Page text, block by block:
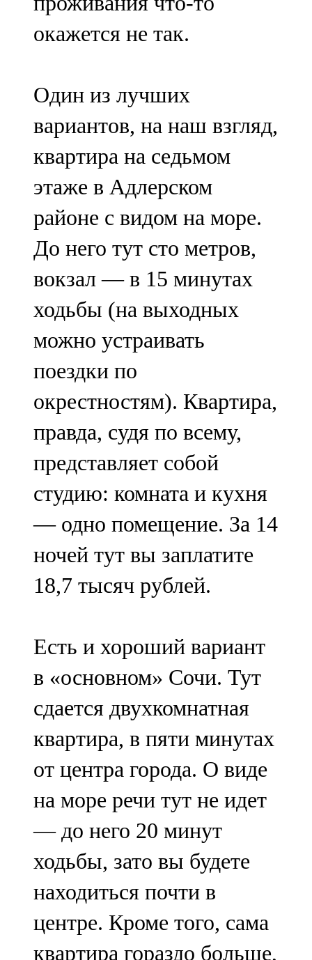
окажется не так.
Один из лучших
вариантов, на наш взгляд,
квартира на седьмом
этаже в Адлерском
районе с видом на море.
До него тут сто метров,
вокзал — в 15 минутах
ходьбы (на выходных
можно устраивать
поездки по
окрестностям). Квартира,
правда, судя по всему,
представляет собой
студию: комната и кухня
— одно помещение. За 14
ночей тут вы заплатите
18,7 тысяч рублей.
Есть и хороший вариант
в «основном» Сочи. Тут
сдается двухкомнатная
квартира, в пяти минутах
от центра города. О виде
на море речи тут не идет
— до него 20 минут
ходьбы, зато вы будете
находиться почти в
центре. Кроме того, сама
квартира гораздо больше,